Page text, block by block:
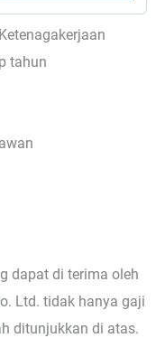
tahun
dapat di terima oleh
Ltd. tidak hanya gaji
ditunjukkan di atas.